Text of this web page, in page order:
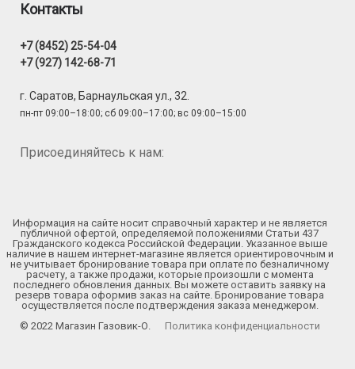
Контакты
+7 (8452) 25-54-04
+7 (927) 142-68-71
г. Саратов, Барнаульская ул., 32.
пн-пт 09:00–18:00; сб 09:00–17:00; вс 09:00–15:00
Присоединяйтесь к нам:
Информация на сайте носит справочный характер и не является
публичной офертой, определяемой положениями Статьи 437
Гражданского кодекса Российской Федерации. Указанное выше
наличие в нашем интернет-магазине является ориентировочным и
не учитывает бронирование товара при оплате по безналичному
расчету, а также продажи, которые произошли с момента
последнего обновления данных. Вы можете оставить заявку на
резерв товара оформив заказ на сайте. Бронирование товара
осуществляется после подтверждения заказа менеджером.
© 2022 Магазин Газовик-О.
Политика конфиденциальности